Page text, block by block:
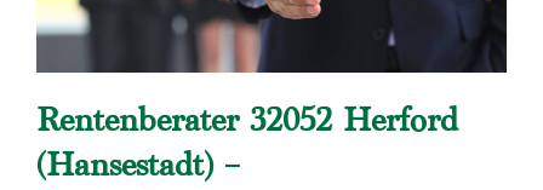
Rentenberater 32052 Herford
(Hansestadt) –